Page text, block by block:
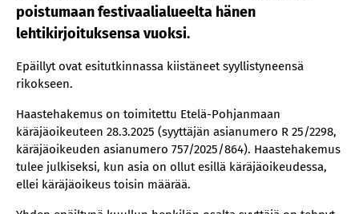
poistumaan festivaalialueelta hänen
lehtikirjoituksensa vuoksi.
Epäillyt ovat esitutkinnassa kiistäneet syyllistyneensä
rikokseen.
Haastehakemus on toimitettu Etelä-Pohjanmaan
käräjäoikeuteen 28.3.2025 (syyttäjän asianumero R 25/2298,
käräjäoikeuden asianumero 757/2025/864). Haastehakemus
tulee julkiseksi, kun asia on ollut esillä käräjäoikeudessa,
ellei käräjäoikeus toisin määrää.